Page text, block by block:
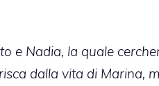
e Nadia, la quale
dalla vita di Marina,